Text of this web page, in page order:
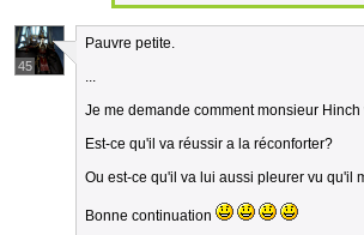
45
Pauvre petite.
...
Je me demande comment monsieur Hinch
Est-ce qu'il va réussir a la réconforter?
Ou est-ce qu'il va lui aussi pleurer vu qu'il
Bonne continuation